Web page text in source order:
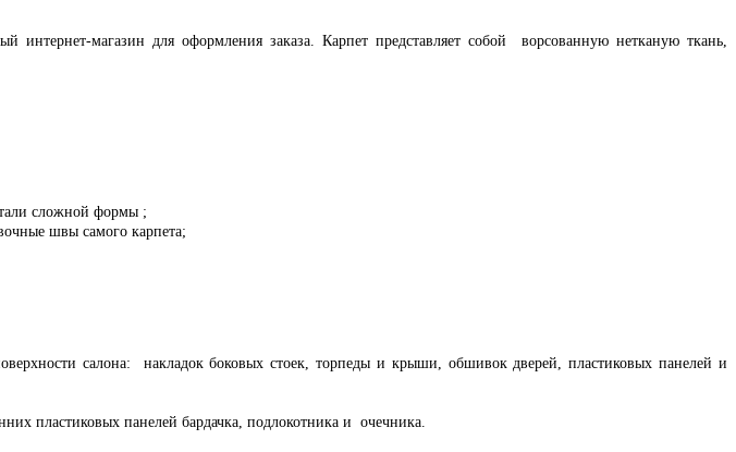
магазин для оформления заказа. Карпет представляет собой ворсованную нетканую ткань,
сложной формы ;
швы самого карпета;
салона: накладок боковых стоек, торпеды и крыши, обшивок дверей, пластиковых панелей и
пластиковых панелей бардачка, подлокотника и очечника.